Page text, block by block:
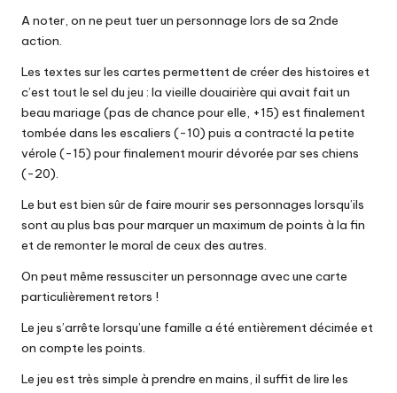
A noter, on ne peut tuer un personnage lors de sa 2nde
action.
Les textes sur les cartes permettent de créer des histoires et
c’est tout le sel du jeu : la vieille douairière qui avait fait un
beau mariage (pas de chance pour elle, +15) est finalement
tombée dans les escaliers (-10) puis a contracté la petite
vérole (-15) pour finalement mourir dévorée par ses chiens
(-20).
Le but est bien sûr de faire mourir ses personnages lorsqu’ils
sont au plus bas pour marquer un maximum de points à la fin
et de remonter le moral de ceux des autres.
On peut même ressusciter un personnage avec une carte
particulièrement retors !
Le jeu s’arrête lorsqu’une famille a été entièrement décimée et
on compte les points.
Le jeu est très simple à prendre en mains, il suffit de lire les